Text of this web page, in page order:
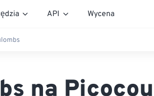
API Wycena
na